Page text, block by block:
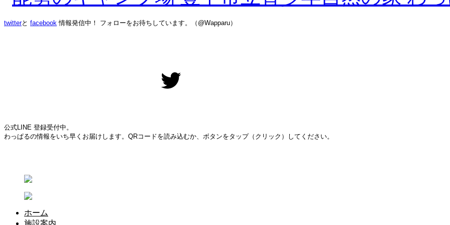
twitterと facebook 情報発信中！ フォローをお待ちしています。（@Wapparu）
Twitter
公式LINE 登録受付中。
わっぱるの情報をいち早くお届けします。QRコードを読み込むか、ボタンをタップ（クリック）してください。
ホーム
施設案内